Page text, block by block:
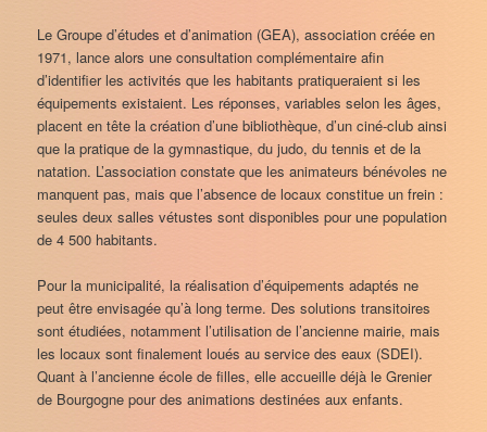
Le Groupe d’études et d’animation (GEA), association créée en
1971, lance alors une consultation complémentaire afin
d’identifier les activités que les habitants pratiqueraient si les
équipements existaient. Les réponses, variables selon les âges,
placent en tête la création d’une bibliothèque, d’un ciné-club ainsi
que la pratique de la gymnastique, du judo, du tennis et de la
natation. L’association constate que les animateurs bénévoles ne
manquent pas, mais que l’absence de locaux constitue un frein :
seules deux salles vétustes sont disponibles pour une population
de 4 500 habitants.
Pour la municipalité, la réalisation d’équipements adaptés ne
peut être envisagée qu’à long terme. Des solutions transitoires
sont étudiées, notamment l’utilisation de l’ancienne mairie, mais
les locaux sont finalement loués au service des eaux (SDEI).
Quant à l’ancienne école de filles, elle accueille déjà le Grenier
de Bourgogne pour des animations destinées aux enfants.